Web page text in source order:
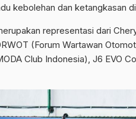
kebolehan dan ketangkasan
representasi dari
(Forum Wartawan
Club Indonesia), J6 EVO